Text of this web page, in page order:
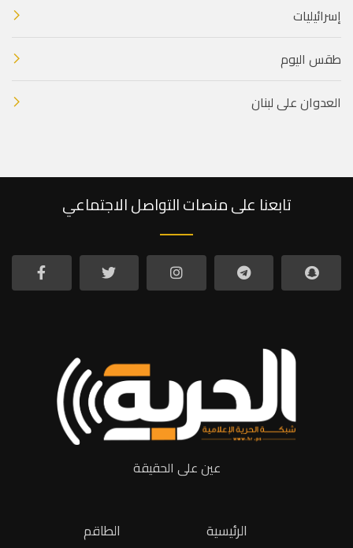
إسرائيليات
طقس اليوم
العدوان على لبنان
تابعنا على منصات التواصل الاجتماعي
عين على الحقيقة
الطاقم
الرئيسية